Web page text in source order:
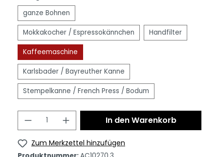
ganze Bohnen
Mokkakocher / Espressokännchen Handfilter
Kaffeemaschine
Karlsbader / Bayreuther Kanne
Stempelkanne / French Press / Bodum
In den Warenkorb
Zum Merkzettel hinzufügen